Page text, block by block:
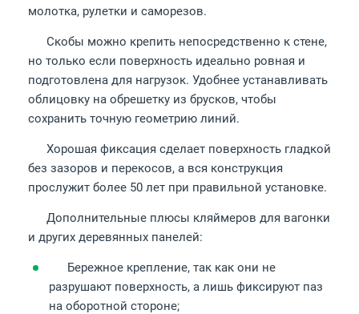
молотка, рулетки и саморезов.
Скобы можно крепить непосредственно к стене,
но только если поверхность идеально ровная и
подготовлена для нагрузок. Удобнее устанавливать
облицовку на обрешетку из брусков, чтобы
сохранить точную геометрию линий.
Хорошая фиксация сделает поверхность гладкой
без зазоров и перекосов, а вся конструкция
прослужит более 50 лет при правильной установке.
Дополнительные плюсы кляймеров для вагонки
и других деревянных панелей:
Бережное крепление, так как они не
разрушают поверхность, а лишь фиксируют паз
на оборотной стороне;